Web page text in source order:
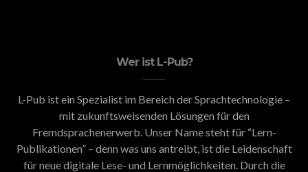
Wer ist L-Pub?
L-Pub ist ein Spezialist im Bereich der Sprachtechnologie –
mit zukunftsweisenden Lösungen für den
Fremdsprachenerwerb. Unser Name steht für “Lern-
Publikationen” – denn was uns antreibt, ist die Leidenschaft
für neue digitale Lese- und Lernmöglichkeiten. Durch die